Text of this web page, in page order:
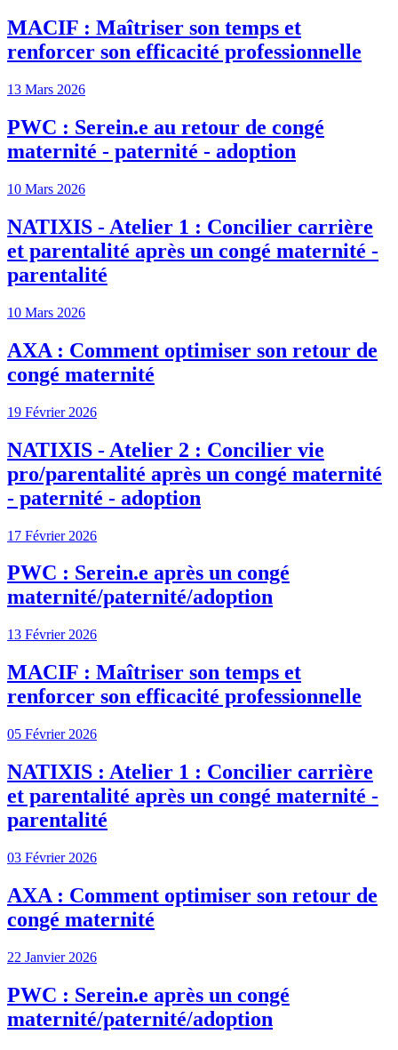
MACIF : Maîtriser son temps et
renforcer son efficacité professionnelle
13 Mars 2026
PWC : Serein.e au retour de congé
maternité - paternité - adoption
10 Mars 2026
NATIXIS - Atelier 1 : Concilier carrière
et parentalité après un congé maternité -
parentalité
10 Mars 2026
AXA : Comment optimiser son retour de
congé maternité
19 Février 2026
NATIXIS - Atelier 2 : Concilier vie
pro/parentalité après un congé maternité
- paternité - adoption
17 Février 2026
PWC : Serein.e après un congé
maternité/paternité/adoption
13 Février 2026
MACIF : Maîtriser son temps et
renforcer son efficacité professionnelle
05 Février 2026
NATIXIS : Atelier 1 : Concilier carrière
et parentalité après un congé maternité -
parentalité
03 Février 2026
AXA : Comment optimiser son retour de
congé maternité
22 Janvier 2026
PWC : Serein.e après un congé
maternité/paternité/adoption